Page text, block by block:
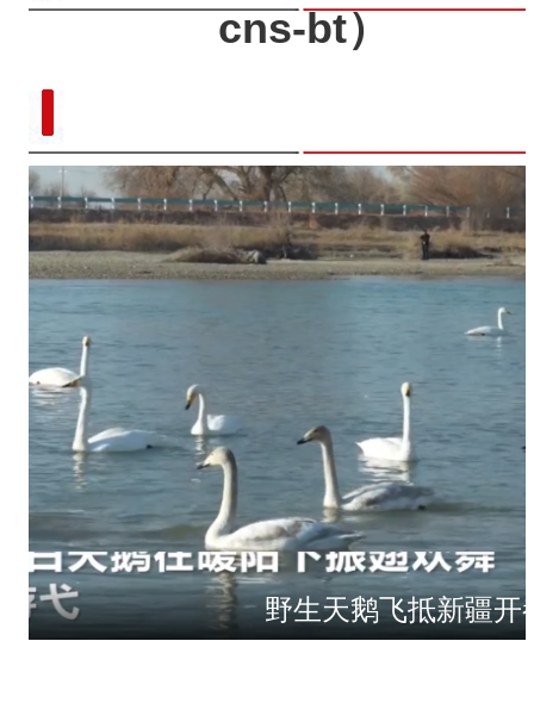
cns-bt）
野生天鹅飞抵新疆开